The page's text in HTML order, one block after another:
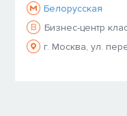
Белорусская
B
Бизнес-центр
г. Москва, ул.